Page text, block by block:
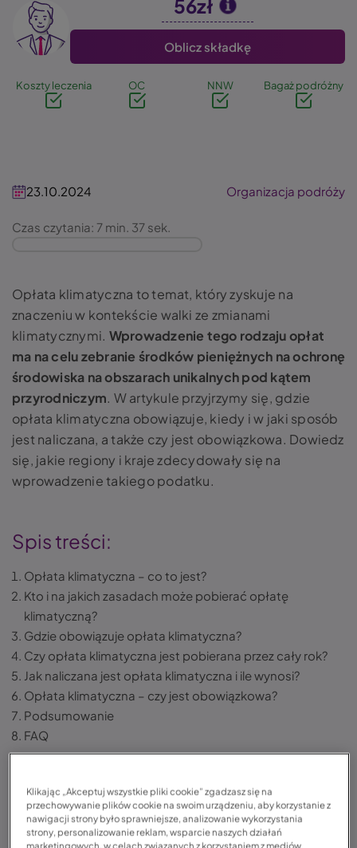
Image 56zł
Oblicz składkę
Koszty leczenia OC NNW Bagaż podróżny
23.10.2024 Organizacja podróży
Czas czytania: 7 min. 37 sek.
Opłata klimatyczna to temat, który zyskuje na
znaczeniu w kontekście walki ze zmianami
klimatycznymi. Wprowadzenie tego rodzaju opłat
ma na celu zebranie środków pieniężnych na ochronę
środowiska na obszarach unikalnych pod kątem
przyrodniczym. W artykule przyjrzymy się, gdzie
opłata klimatyczna obowiązuje, kiedy i w jaki sposób
jest naliczana, a także czy jest obowiązkowa. Dowiedz
się, jakie regiony i kraje zdecydowały się na
wprowadzenie takiego podatku.
Spis treści:
Opłata klimatyczna – co to jest?
Kto i na jakich zasadach może pobierać opłatę
klimatyczną?
Gdzie obowiązuje opłata klimatyczna?
Czy opłata klimatyczna jest pobierana przez cały rok?
Jak naliczana jest opłata klimatyczna i ile wynosi?
Opłata klimatyczna – czy jest obowiązkowa?
Podsumowanie
FAQ
Opłata klimatyczna – co to jest?
Opłata klimatyczna (lub podatek klimatyczny) to
Klikając „Akceptuj wszystkie pliki cookie” zgadzasz się na
przechowywanie plików cookie na swoim urządzeniu, aby korzystanie z
nawigacji strony było sprawniejsze, analizowanie wykorzystania
strony, personalizowanie reklam, wsparcie naszych działań